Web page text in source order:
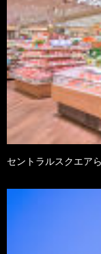
セントラルスクエア